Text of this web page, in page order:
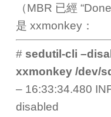
（MBR 已經
是 xxmonkey：
# sedutil-cli
xxmonkey /dev/
– 16:33:34.480
disabled